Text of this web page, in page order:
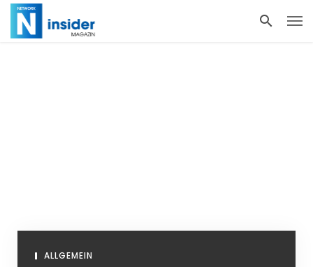
ALLGEMEIN